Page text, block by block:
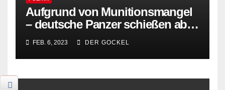
Aufgrund von Munitionsmangel
– deutsche Panzer schießen ab
sofort mit Knallerbsen
FEB. 6, 2023 DER GOCKEL